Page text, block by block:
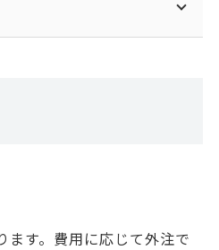
す。費用に応じて外注で